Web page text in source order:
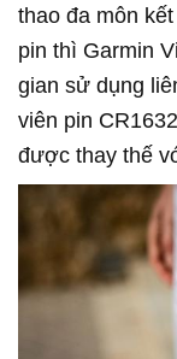
thao đa môn
pin thì Garmin
gian sử dụng
viên pin
được thay thế